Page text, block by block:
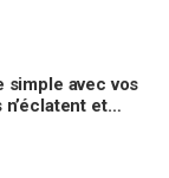
simple avec vos
et